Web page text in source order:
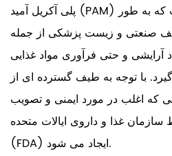
(PAM) یک پلیمر مصنوعی است که به طور
صنعتی و زیست پزشکی از جمله
آرایشی و حتی فرآوری مواد غذایی
با توجه به طیف گسترده ای از
که اغلب در مورد ایمنی و تصویب
غذا و داروی ایالات متحده
(FDA) ایجاد می شود.